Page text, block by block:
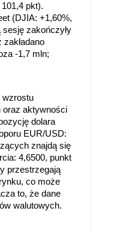
pkt).
(DJIA: +1,60%,
zakończyły
-1,7 mln;
wzrostu
oraz aktywności
dolara
EUR/USD:
znajdą się
4,6500, punkt
przestrzegają
co może
to, że dane
walutowych.